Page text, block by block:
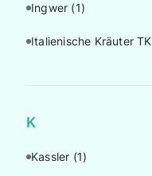
Ingwer (1)
Italienische Kräuter TK
K
Kassler (1)